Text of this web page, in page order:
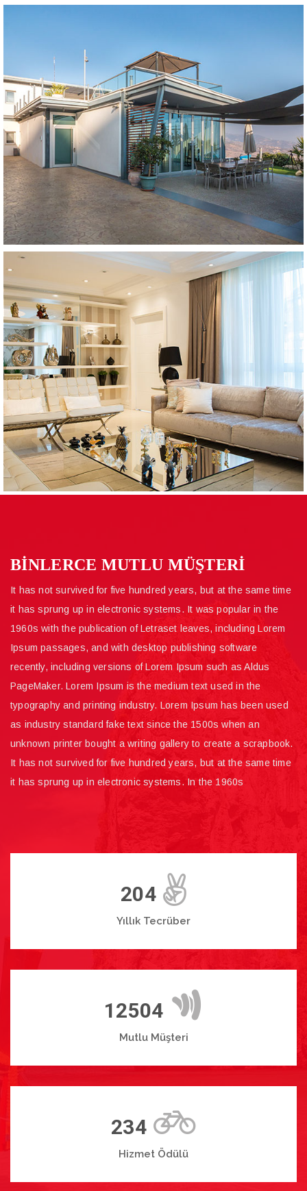
BİNLERCE MUTLU MÜŞTERİ
It has not survived for five hundred years, but at the same time
it has sprung up in electronic systems. It was popular in the
1960s with the publication of Letraset leaves, including Lorem
Ipsum passages, and with desktop publishing software
recently, including versions of Lorem Ipsum such as Aldus
PageMaker. Lorem Ipsum is the medium text used in the
typography and printing industry. Lorem Ipsum has been used
as industry standard fake text since the 1500s when an
unknown printer bought a writing gallery to create a scrapbook.
It has not survived for five hundred years, but at the same time
it has sprung up in electronic systems. In the 1960s
204
Yıllık Tecrüber
12504
Mutlu Müşteri
234
Hizmet Ödülü